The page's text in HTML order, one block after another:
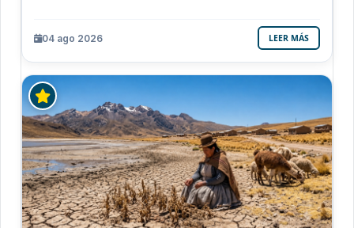
04 ago 2026 LEER MÁS